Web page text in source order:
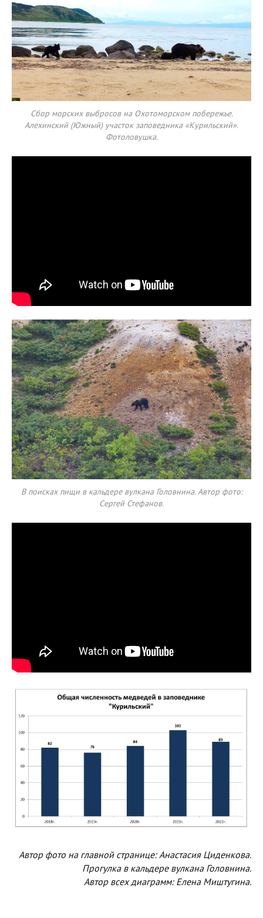
Сбор морских выбросов на Охотоморском побережье.
Алехинский (Южный) участок заповедника «Курильский».
Фотоловушка.
В поисках пищи в кальдере вулкана Головнина. Автор фото:
Сергей Стефанов.
Автор фото на главной странице: Анастасия Циденкова.
Прогулка в кальдере вулкана Головнина.
Автор всех диаграмм: Елена Миштугина.